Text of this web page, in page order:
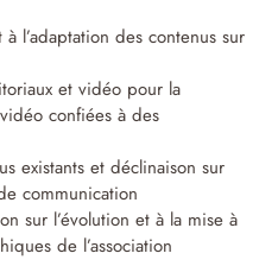
l’adaptation des contenus sur
et vidéo pour la
confiées à des
existants et déclinaison sur
communication
sur l’évolution et à la mise à
de l’association